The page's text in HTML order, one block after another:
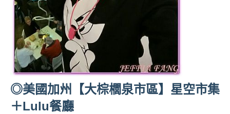
路、
旅
節
目
來
賓、
News
金
◎美國加州【大棕櫚泉市區】星空市集
＋Lulu餐廳